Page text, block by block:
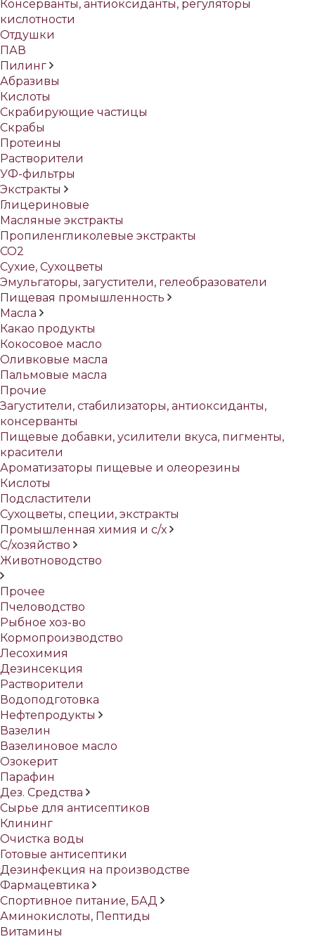
Консерванты, антиоксиданты, регуляторы
кислотности
Отдушки
ПАВ
Пилинг
Абразивы
Кислоты
Скрабирующие частицы
Скрабы
Протеины
Растворители
УФ-фильтры
Экстракты
Глицериновые
Масляные экстракты
Пропиленгликолевые экстракты
СО2
Сухие, Сухоцветы
Эмульгаторы, загустители, гелеобразователи
Пищевая промышленность
Масла
Какао продукты
Кокосовое масло
Оливковые масла
Пальмовые масла
Прочие
Загустители, стабилизаторы, антиоксиданты,
консерванты
Пищевые добавки, усилители вкуса, пигменты,
красители
Ароматизаторы пищевые и олеорезины
Кислоты
Подсластители
Сухоцветы, специи, экстракты
Промышленная химия и с/х
С/хозяйство
Животноводство
Прочее
Пчеловодство
Рыбное хоз-во
Кормопроизводство
Лесохимия
Дезинсекция
Растворители
Водоподготовка
Нефтепродукты
Вазелин
Вазелиновое масло
Озокерит
Парафин
Дез. Средства
Сырье для антисептиков
Клининг
Очистка воды
Готовые антисептики
Дезинфекция на производстве
Фармацевтика
Спортивное питание, БАД
Аминокислоты, Пептиды
Витамины